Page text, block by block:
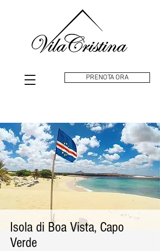
PRENOTA ORA
Isola di Boa Vista, Capo
Verde